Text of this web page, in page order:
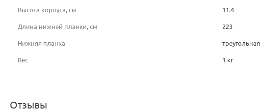
Высота корпуса, см 11.4
Длина нижней планки, см 223
Нижняя планка треугольная
Вес 1 кг
Отзывы